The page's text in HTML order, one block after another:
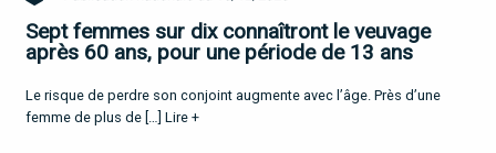
Sept femmes sur dix connaîtront le veuvage
après 60 ans, pour une période de 13 ans
Le risque de perdre son conjoint augmente avec l’âge. Près d’une
femme de plus de […] Lire +